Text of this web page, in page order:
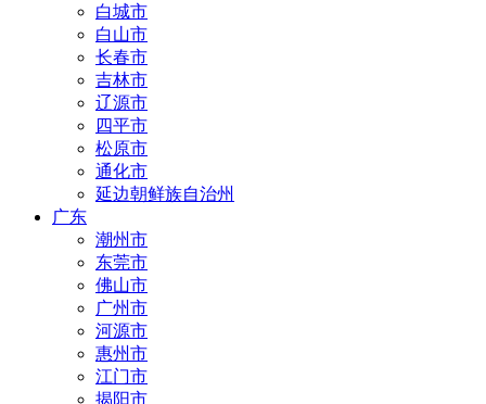
白城市
白山市
长春市
吉林市
辽源市
四平市
松原市
通化市
延边朝鲜族自治州
广东
潮州市
东莞市
佛山市
广州市
河源市
惠州市
江门市
揭阳市